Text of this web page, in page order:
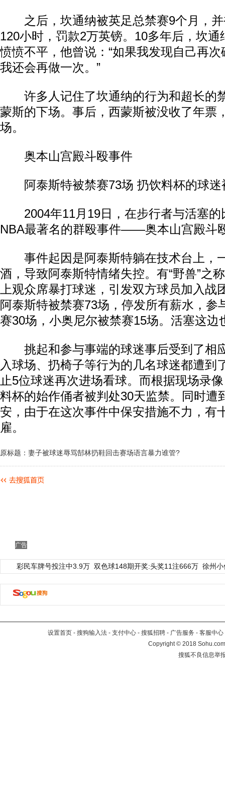
之后，坎通纳被英足总禁赛9个月，并
120小时，罚款2万英镑。10多年后，坎通
愤愤不平，他曾说：“如果我发现自己再
我还会再做一次。”
许多人记住了坎通纳的行为和超长的
蒙斯的下场。事后，西蒙斯被没收了年票
场。
奥本山宫殿斗殴事件
阿泰斯特被禁赛73场 扔饮料杯的球迷
2004年11月19日，在步行者与活塞的
NBA最著名的群殴事件——奥本山宫殿斗
事件起因是阿泰斯特躺在技术台上，
酒，导致阿泰斯特情绪失控。有“野兽”之
上观众席暴打球迷，引发双方球员加入战
阿泰斯特被禁赛73场，停发所有薪水，参
赛30场，小奥尼尔被禁赛15场。活塞这边
挑起和参与事端的球迷事后受到了相
入球场、扔椅子等行为的几名球迷都遭到
止5位球迷再次进场看球。而根据现场录
料杯的始作俑者被判处30天监禁。同时遭
安，由于在这次事件中保安措施不力，有
雇。
原标题：妻子被球迷辱骂郜林扔鞋回击赛场语言暴力谁管?
广告
彩民车牌号投注中3.9万 双色球148期开奖:头奖11注666万 徐州
设置首页 - 搜狗输入法 - 支付中心 - 搜狐招聘 - 广告服务 - 客服中心
Copyright©2018
搜狐不良信息举